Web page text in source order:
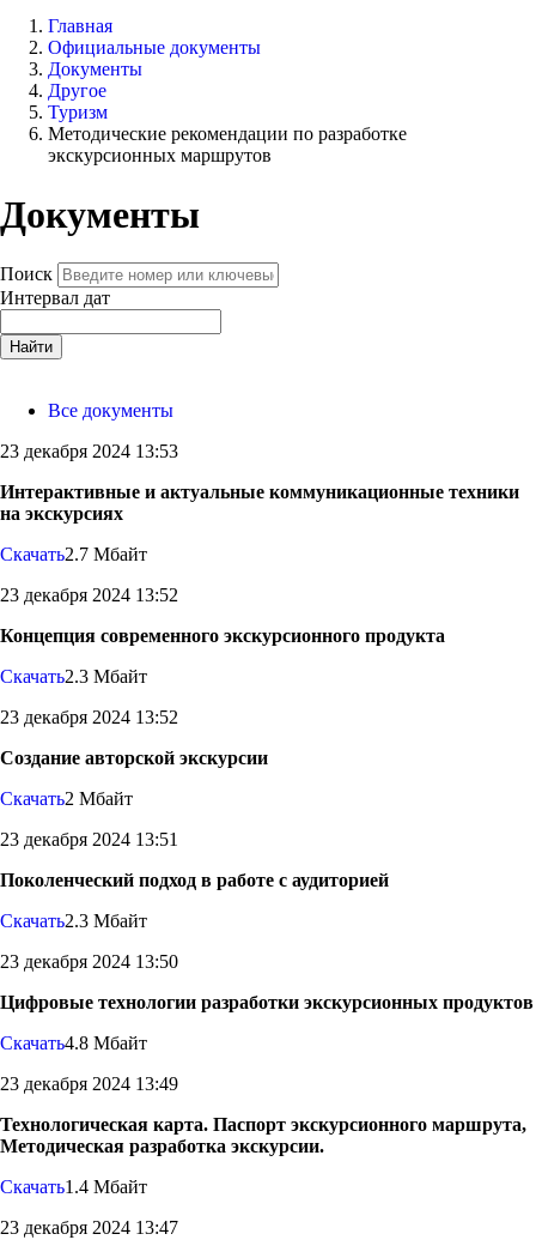
Главная
Официальные документы
Документы
Другое
Туризм
Методические рекомендации по разработке
экскурсионных маршрутов
Документы
Поиск
Интервал дат
Найти
Все документы
23 декабря 2024 13:53
Интерактивные и актуальные коммуникационные техники
на экскурсиях
Скачать2.7 Мбайт
23 декабря 2024 13:52
Концепция современного экскурсионного продукта
Скачать2.3 Мбайт
23 декабря 2024 13:52
Создание авторской экскурсии
Скачать2 Мбайт
23 декабря 2024 13:51
Поколенческий подход в работе с аудиторией
Скачать2.3 Мбайт
23 декабря 2024 13:50
Цифровые технологии разработки экскурсионных продуктов
Скачать4.8 Мбайт
23 декабря 2024 13:49
Технологическая карта. Паспорт экскурсионного маршрута,
Методическая разработка экскурсии.
Скачать1.4 Мбайт
23 декабря 2024 13:47